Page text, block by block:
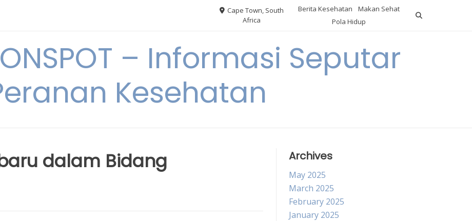
Cape Town, South
Africa
Berita Kesehatan
Makan Sehat
Pola Hidup
– Informasi Seputar
Kesehatan
dalam Bidang
Archives
May 2025
March 2025
February 2025
January 2025